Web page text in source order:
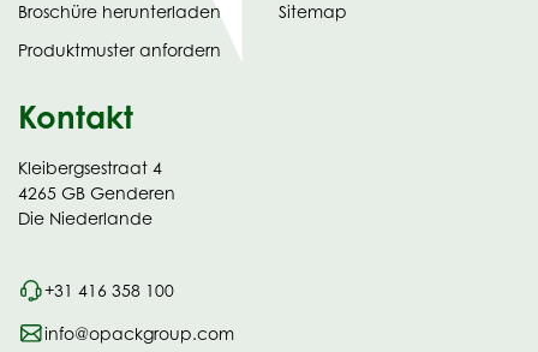
Broschüre herunterladen
in
new
Produktmuster anfordern
Sitemap
Kontakt
Kleibergsestraat 4
4265 GB Genderen
Die Niederlande
+31 416 358 100
info@opackgroup.com